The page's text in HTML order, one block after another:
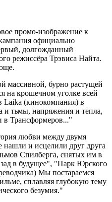
промо-изображение к
официально
долгожданный
режиссёра Трэвиса Найта.
массивной, бурно растущей
на крошечном уголке всей
Laika (кинокомпания) в
и тьмы, напряжения и тепла,
в Трансформеров..."
любви между двумя
и исцелили друг друга
Спилберга, снятых им в
в будущее", "Парк Юрского
Мы постараемся
сплавляя глубокую тему
безумия."